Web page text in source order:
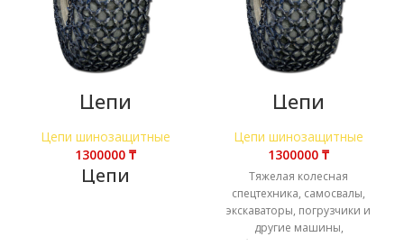
Цепи
шинозащитные
26.5-25
Цепи шинозащитные
₸
Цепи
шинозащитные
Цепи
шинозащитные
29.5- R25
Цепи шинозащитные
₸
Тяжелая колесная
спецтехника, самосвалы,
экскаваторы, погрузчики и
другие машины,